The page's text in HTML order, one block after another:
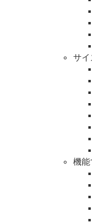
サイ
機能